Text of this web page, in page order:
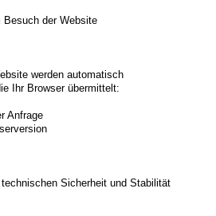
Besuch der Website
werden automatisch
Ihr Browser übermittelt:
Anfrage
Sicherheit und Stabilität